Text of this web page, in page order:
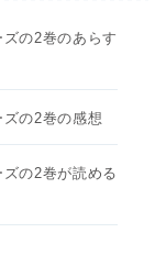
ズの2巻のあらす
ズの2巻の感想
ズの2巻が読める